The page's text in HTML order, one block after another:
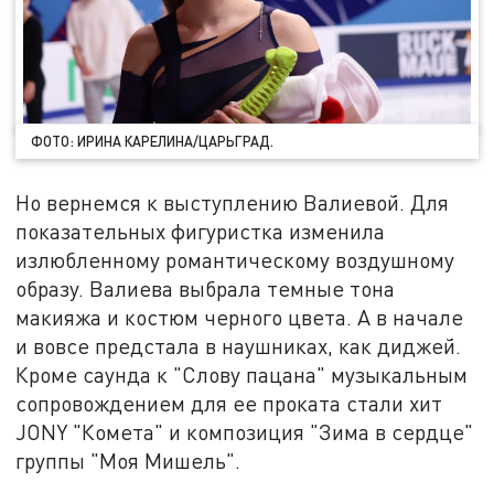
ФОТО: ИРИНА КАРЕЛИНА/ЦАРЬГРАД.
Но вернемся к выступлению Валиевой. Для
показательных фигуристка изменила
излюбленному романтическому воздушному
образу. Валиева выбрала темные тона
макияжа и костюм черного цвета. А в начале
и вовсе предстала в наушниках, как диджей.
Кроме саунда к "Слову пацана" музыкальным
сопровождением для ее проката стали хит
JONY "Комета" и композиция "Зима в сердце"
группы "Моя Мишель".